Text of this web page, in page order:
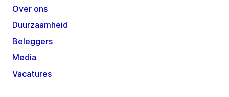
Over ons
Duurzaamheid
Beleggers
Media
Vacatures